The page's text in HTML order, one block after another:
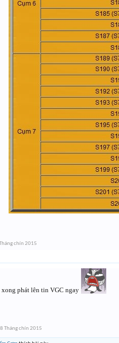
chín 2015
xong phát lên tin VGC ngay
8 Tháng chín 2015